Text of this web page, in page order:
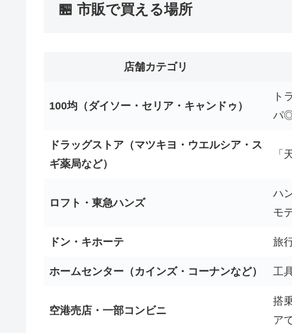
🏪 市販で買える場所
店舗カテゴリ
100均（ダイソー・セリア・キャンドゥ）
ト
パ
ドラッグストア（マツキヨ・ウエルシア・ス
ギ薬局など）
「
ロフト・東急ハンズ
ハ
モ
ドン・キホーテ 旅
ホームセンター（カインズ・コーナンなど） 工
空港売店・一部コンビニ
搭
ア